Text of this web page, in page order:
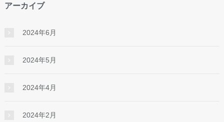
アーカイブ
2024年6月
2024年5月
2024年4月
2024年2月